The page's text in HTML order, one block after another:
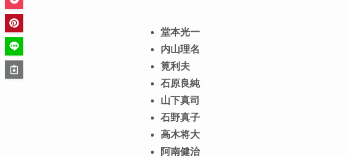
堂本光一
内山理名
筧利夫
石原良純
山下真司
石野真子
高木将大
阿南健治